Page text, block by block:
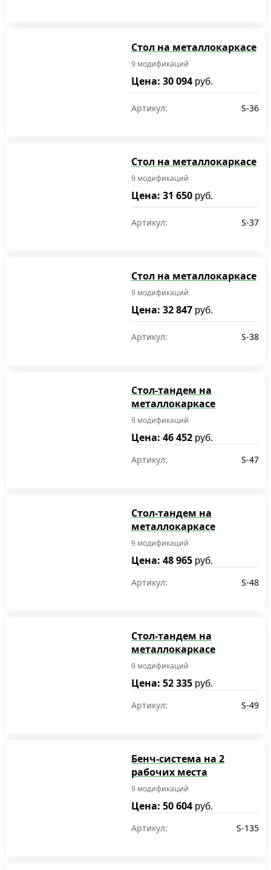
Стол на металлокаркасе
9 модификаций
Цена: 30 094 руб.
Артикул: S-36
Стол на металлокаркасе
9 модификаций
Цена: 31 650 руб.
Артикул: S-37
Стол на металлокаркасе
9 модификаций
Цена: 32 847 руб.
Артикул: S-38
Стол-тандем на
металлокаркасе
9 модификаций
Цена: 46 452 руб.
Артикул: S-47
Стол-тандем на
металлокаркасе
9 модификаций
Цена: 48 965 руб.
Артикул: S-48
Стол-тандем на
металлокаркасе
9 модификаций
Цена: 52 335 руб.
Артикул: S-49
Бенч-система на 2
рабочих места
9 модификаций
Цена: 50 604 руб.
Артикул: S-135